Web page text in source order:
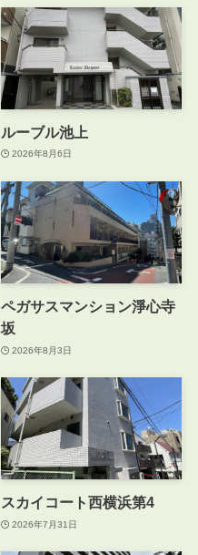
ルーブル池上
2026年8月6日
ペガサスマンション淨心寺
坂
2026年8月3日
スカイコート西横浜第4
2026年7月31日